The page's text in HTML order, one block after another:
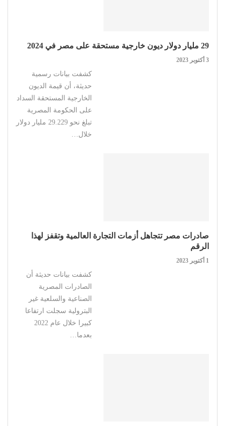
29 مليار دولار ديون خارجية مستحقة على مصر في 2024
3 أكتوبر 2023
كشفت بيانات رسمية
حديثة، أن قيمة الديون
الخارجية المستحقة السداد
على الحكومة المصرية
تبلغ نحو 29.229 مليار دولار
خلال…
صادرات مصر تتجاهل أزمات التجارة العالمية وتقفز لهذا
الرقم
1 أكتوبر 2023
كشفت بيانات حديثة أن
الصادرات المصرية
الصناعية والسلعية غير
البترولية سجلت ارتفاعا
كبيرا خلال عام 2022
بعدما…